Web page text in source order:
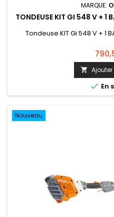
MARQUE:
TONDEUSE KIT GI 548 V + 1
Tondeuse KIT Gi 548 V + 1

 En
Nouveau